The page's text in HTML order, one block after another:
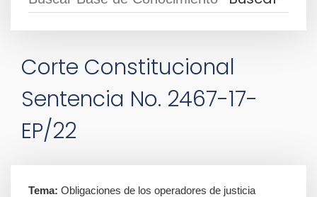
Corte Constitucional
Sentencia No. 2467-17-
EP/22
Tema: Obligaciones de los operadores de justicia